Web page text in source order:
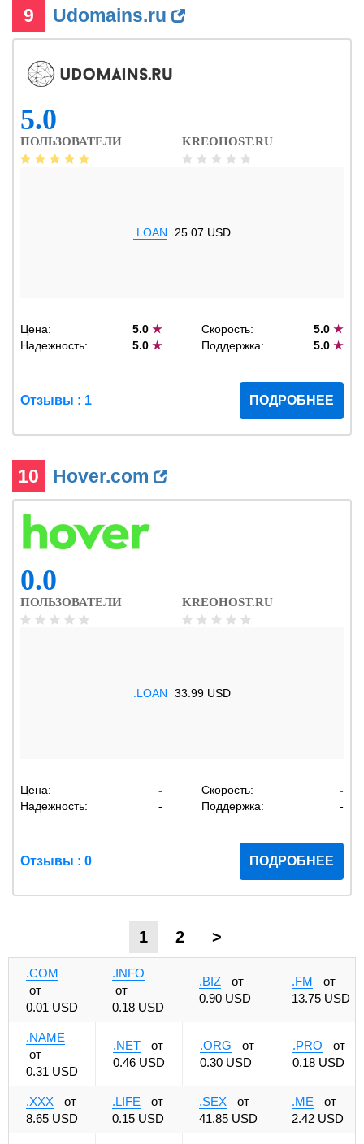
9 Udomains.ru
5.0
ПОЛЬЗОВАТЕЛИ KREOHOST.RU
.LOAN 25.07 USD
Цена: 5.0★ Скорость: 5.0 ★
Надежность:
5.0★ Поддержка: 5.0 ★
Отзывы : 1 ПОДРОБНЕЕ
10 Hover.com
0.0
ПОЛЬЗОВАТЕЛИ KREOHOST.RU
.LOAN 33.99 USD
Цена: - Скорость:
-
Надежность:
- Поддержка: -
Отзывы : 0 ПОДРОБНЕЕ
1 2 >
.COM
от
0.01 USD
.INFO
от
0.18 USD
.BIZ
от
0.90 USD
.FM
от
13.75 USD
.NAME
от
0.31 USD
.NET
от
0.46 USD
.ORG
от
0.30 USD
.PRO
от
0.18 USD
.XXX
от
8.65 USD
.LIFE
от
0.15 USD
.SEX
от
41.85 USD
.ME
от
2.42 USD